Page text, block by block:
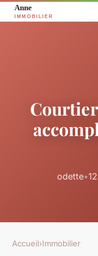
odette•
Accueil›Immobilier